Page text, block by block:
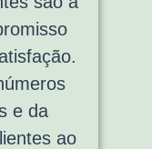
e da
ao